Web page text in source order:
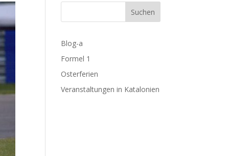
Suchen
Blog-a
Formel 1
Osterferien
Veranstaltungen in Katalonien